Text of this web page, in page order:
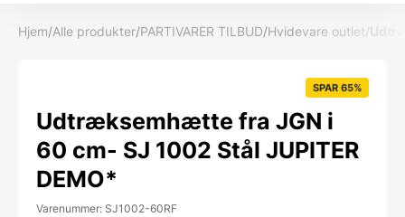
Hjem/Alle produkter/PARTIVARER TILBUD/Hvidevare outlet/
SPAR 65%
Udtræksemhætte fra JGN i
60 cm- SJ 1002 Stål JUPITER
DEMO*
Varenummer: SJ1002-60RF